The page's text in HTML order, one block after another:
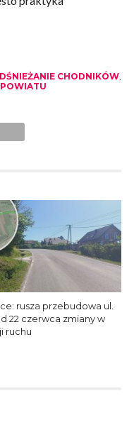
CHODNIKÓW,
rusza przebudowa ul.
22 czerwca zmiany w
ruchu